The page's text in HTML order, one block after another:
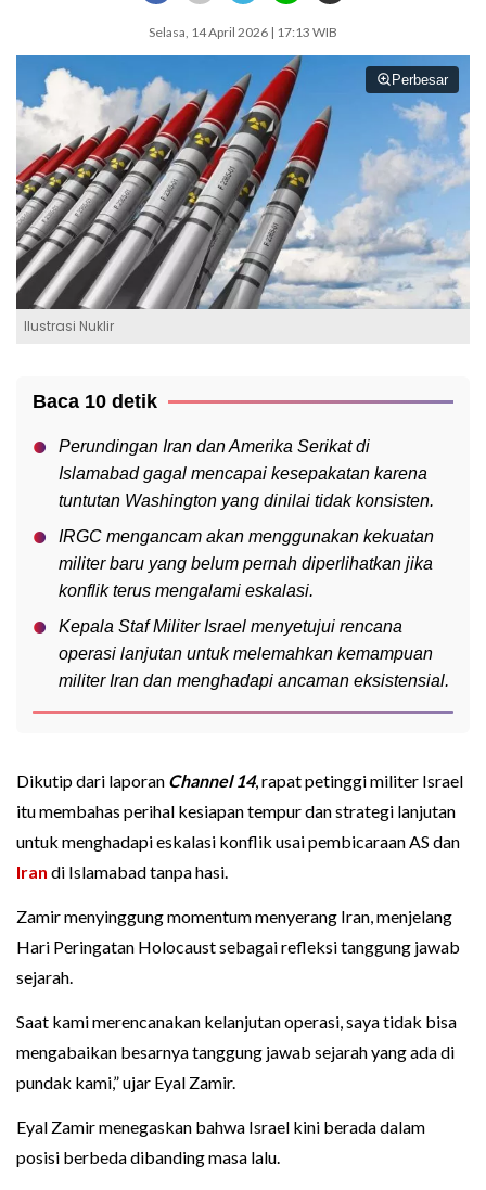
Selasa, 14 April 2026 | 17:13 WIB
Perbesar
Ilustrasi Nuklir
Baca 10 detik
Perundingan Iran dan Amerika Serikat di
Islamabad gagal mencapai kesepakatan karena
tuntutan Washington yang dinilai tidak konsisten.
IRGC mengancam akan menggunakan kekuatan
militer baru yang belum pernah diperlihatkan jika
konflik terus mengalami eskalasi.
Kepala Staf Militer Israel menyetujui rencana
operasi lanjutan untuk melemahkan kemampuan
militer Iran dan menghadapi ancaman eksistensial.
Dikutip dari laporan Channel 14, rapat petinggi militer Israel
itu membahas perihal kesiapan tempur dan strategi lanjutan
untuk menghadapi eskalasi konflik usai pembicaraan AS dan
Iran di Islamabad tanpa hasi.
Zamir menyinggung momentum menyerang Iran, menjelang
Hari Peringatan Holocaust sebagai refleksi tanggung jawab
sejarah.
Saat kami merencanakan kelanjutan operasi, saya tidak bisa
mengabaikan besarnya tanggung jawab sejarah yang ada di
pundak kami,” ujar Eyal Zamir.
Eyal Zamir menegaskan bahwa Israel kini berada dalam
posisi berbeda dibanding masa lalu.